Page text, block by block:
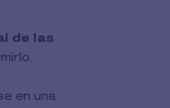
de las
en una